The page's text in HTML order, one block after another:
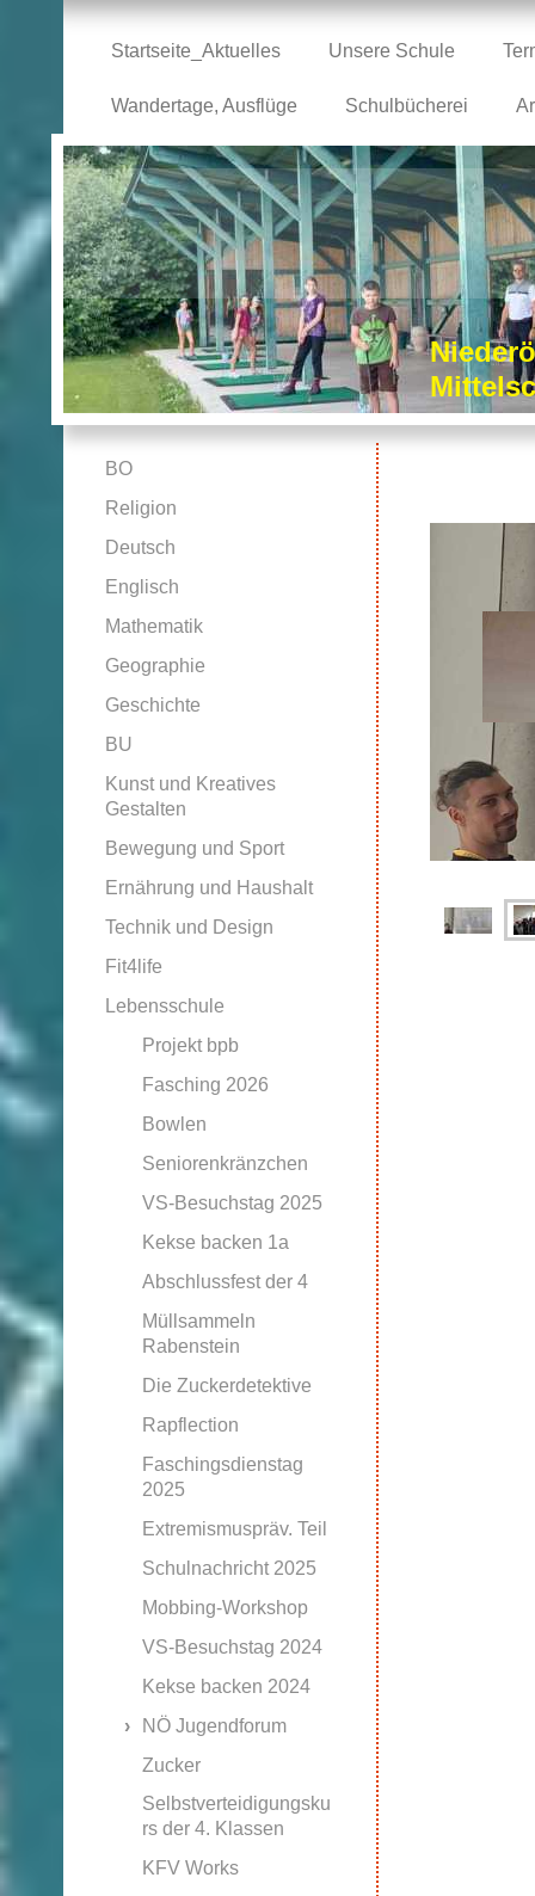
Startseite_Aktuelles Unsere Schule
Wandertage, Ausflüge Schulbücherei
BO
Religion
Deutsch
Englisch
Mathematik
Geographie
Geschichte
BU
Kunst und Kreatives
Gestalten
Bewegung und Sport
Ernährung und Haushalt
Technik und Design
Fit4life
Lebensschule
Projekt bpb
Fasching 2026
Bowlen
Seniorenkränzchen
VS-Besuchstag 2025
Kekse backen 1a
Abschlussfest der 4
Müllsammeln
Rabenstein
Die Zuckerdetektive
Rapflection
Faschingsdienstag
2025
Extremismuspräv. Teil
Schulnachricht 2025
Mobbing-Workshop
VS-Besuchstag 2024
Kekse backen 2024
NÖ Jugendforum
Zucker
Selbstverteidigungsku
rs der 4. Klassen
KFV Works